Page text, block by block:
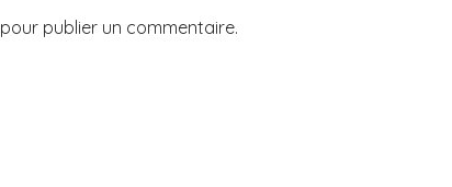
pour publier un commentaire.